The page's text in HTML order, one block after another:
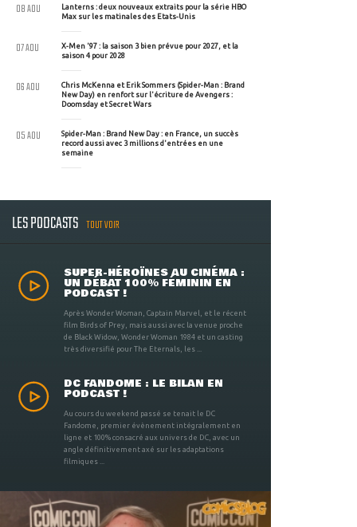
Lanterns : deux nouveaux extraits pour la série HBO
Max sur les matinales des Etats-Unis
08 AOU
X-Men '97 : la saison 3 bien prévue pour 2027, et la
saison 4 pour 2028
07 AOU
Chris McKenna et Erik Sommers (Spider-Man : Brand
New Day) en renfort sur l'écriture de Avengers :
Doomsday et Secret Wars
06 AOU
Spider-Man : Brand New Day : en France, un succès
record aussi avec 3 millions d'entrées en une
semaine
05 AOU
LES PODCASTS TOUT VOIR
SUPER-HÉROÏNES AU CINÉMA :
UN DÉBAT 100% FÉMININ EN
PODCAST !
Après Wonder Woman, Captain Marvel, et le récent
film Birds of Prey, mais aussi avec la venue proche
de Black Widow, Wonder Woman 1984 et un casting
très diversifié pour The Eternals, les ...
DC FANDOME : LE BILAN EN
PODCAST !
Au cours du weekend passé se tenait le DC
Fandome, premier évènement intégralement en
ligne et 100% consacré aux univers de DC, avec un
angle définitivement axé sur les adaptations
filmiques ...